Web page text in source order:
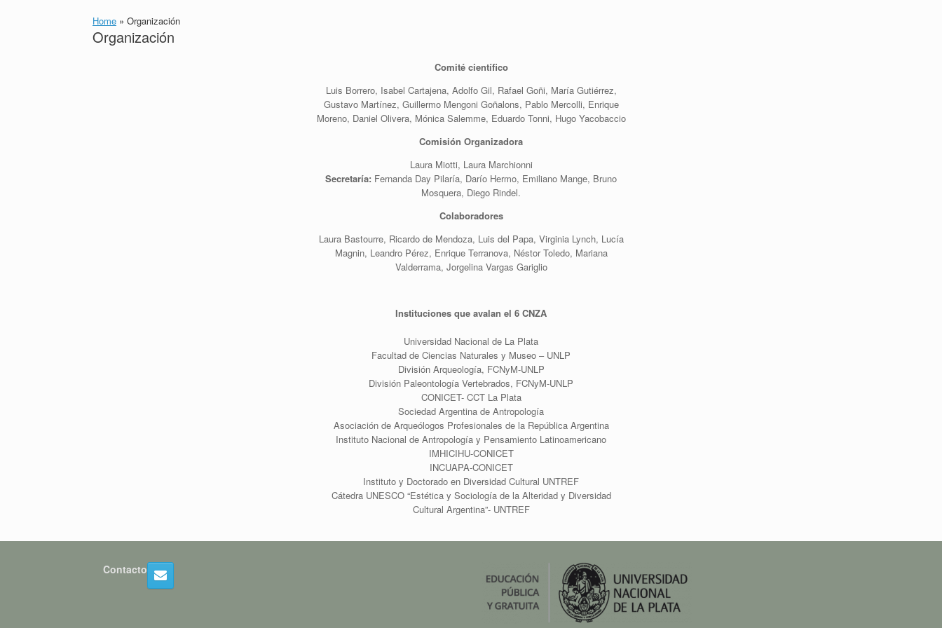
Home » Organización
Organización
Comité científico
Luis Borrero, Isabel Cartajena, Adolfo Gil, Rafael Goñi, María Gutiérrez,
Gustavo Martínez, Guillermo Mengoni Goñalons, Pablo Mercolli, Enrique
Moreno, Daniel Olivera, Mónica Salemme, Eduardo Tonni, Hugo Yacobaccio
Comisión Organizadora
Laura Miotti, Laura Marchionni
Secretaría: Fernanda Day Pilaría, Darío Hermo, Emiliano Mange, Bruno
Mosquera, Diego Rindel.
Colaboradores
Laura Bastourre, Ricardo de Mendoza, Luis del Papa, Virginia Lynch, Lucía
Magnin, Leandro Pérez, Enrique Terranova, Néstor Toledo, Mariana
Valderrama, Jorgelina Vargas Gariglio
Instituciones que avalan el 6 CNZA
Universidad Nacional de La Plata
Facultad de Ciencias Naturales y Museo – UNLP
División Arqueología, FCNyM-UNLP
División Paleontología Vertebrados, FCNyM-UNLP
CONICET- CCT La Plata
Sociedad Argentina de Antropología
Asociación de Arqueólogos Profesionales de la República Argentina
Instituto Nacional de Antropología y Pensamiento Latinoamericano
IMHICIHU-CONICET
INCUAPA-CONICET
Instituto y Doctorado en Diversidad Cultural UNTREF
Cátedra UNESCO “Estética y Sociología de la Alteridad y Diversidad
Cultural Argentina”- UNTREF
Contacto